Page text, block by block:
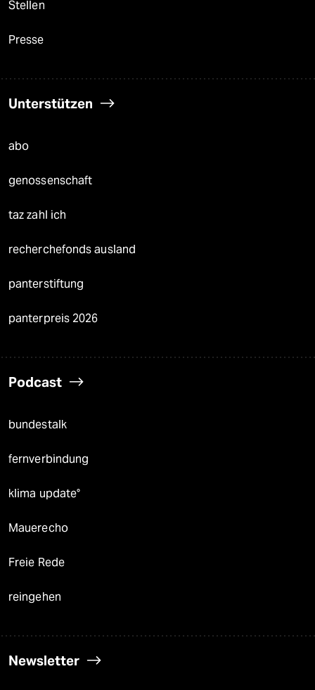
Stellen
Presse
Unterstützen
abo
genossenschaft
taz zahl ich
recherchefonds ausland
panterstiftung
panterpreis 2026
Podcast
bundestalk
fernverbindung
klima update°
Mauerecho
Freie Rede
reingehen
Newsletter